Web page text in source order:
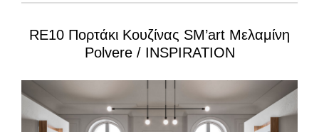
Ιδιότητες:
– Ισχυρές αντοχές στη καθημερινή φθορά από τριβή,
κρούση & χάραξη
RE10 Πορτάκι Κουζίνας SM’art Μελαμίνη
Polvere / INSPIRATION